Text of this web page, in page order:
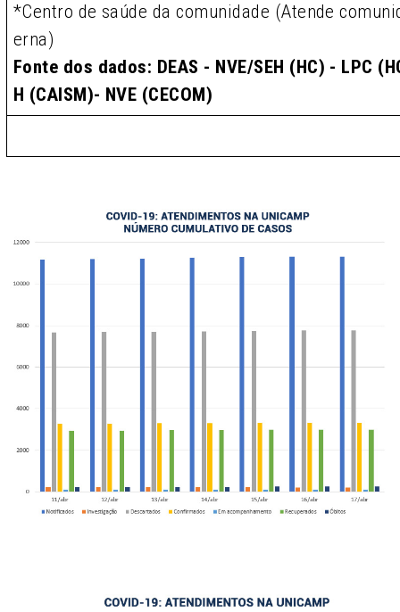
*Centro de saúde da comunidade (Atende
erna)
Fonte dos dados: DEAS - NVE/SEH (HC) - LPC
H (CAISM)- NVE (CECOM)